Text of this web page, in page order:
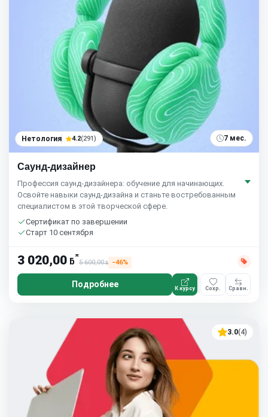
Нетология 4.2(291) 7 мес.
Cаунд-дизайнер
Профессия саунд-дизайнера: обучение для начинающих.
Освойте навыки саунд-дизайна и станьте востребованным
специалистом в этой творческой сфере.
Сертификат по завершении
Старт 10 сентября
3 020,00 ƃ*
5 600,00ƃ −46%
Подробнее К курсу Сохр. Сравн.
3.0(4)